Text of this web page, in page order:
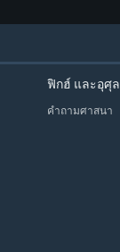
ฟิกฮ์ และอุศุล
คำถามศาสนา